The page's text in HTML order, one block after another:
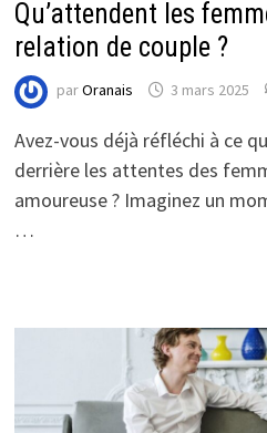
Qu’attendent les
relation de couple ?
parOranais 3 mars 2025
Avez-vous déjà réfléchi à ce
derrière les attentes des
amoureuse ? Imaginez un
…